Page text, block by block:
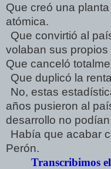
Que creó una
atómica.
Que convirtió al
volaban sus
Que canceló
Que duplicó la
No, estas
años pusieron al
desarrollo no
Había que acabar
Perón.
Transcribimos